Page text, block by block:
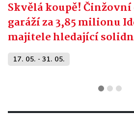
Skvělá koupě! Činžovní
garáží za 3,85 milionu
majitele hledající
okamžitým nájemním
17. 05. - 31. 05.